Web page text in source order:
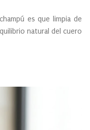
es que limpia de
natural del cuero